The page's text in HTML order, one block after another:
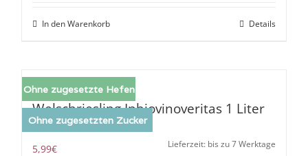
In den Warenkorb Details
Ohne zugesetzte Hefen
Ohne zugesetzten Zucker
Welschriesling Inbiovinoveritas 1 Liter
2024
5,99€ Lieferzeit: bis zu 7 Werktage